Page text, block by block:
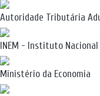
Autoridade Tributária
INEM - Instituto Nacional
Ministério da Economia